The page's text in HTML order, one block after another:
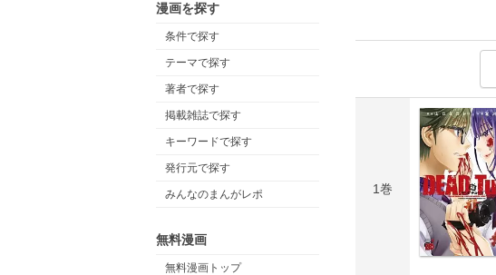
漫画を探す
条件で探す
テーマで探す
著者で探す
掲載雑誌で探す
キーワードで探す
発行元で探す
みんなのまんがレポ
無料漫画
無料漫画トップ
1巻